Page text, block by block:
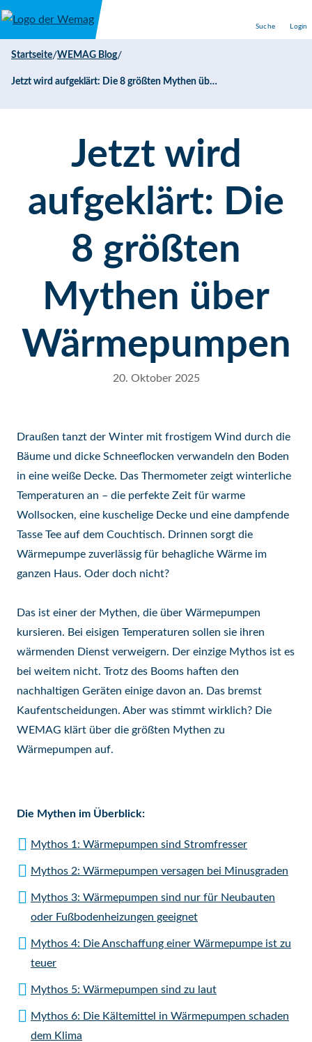
Direkt zum Inhalt
Suche Login
Startseite/WEMAG Blog/
Jetzt wird aufgeklärt: Die 8 größten Mythen über Wärmepumpen
Jetzt wird
aufgeklärt: Die
8 größten
Mythen über
Wärmepumpen
20. Oktober 2025
Draußen tanzt der Winter mit frostigem Wind durch die
Bäume und dicke Schneeflocken verwandeln den Boden
in eine weiße Decke. Das Thermometer zeigt winterliche
Temperaturen an – die perfekte Zeit für warme
Wollsocken, eine kuschelige Decke und eine dampfende
Tasse Tee auf dem Couchtisch. Drinnen sorgt die
Wärmepumpe zuverlässig für behagliche Wärme im
ganzen Haus. Oder doch nicht?
Das ist einer der Mythen, die über Wärmepumpen
kursieren. Bei eisigen Temperaturen sollen sie ihren
wärmenden Dienst verweigern. Der einzige Mythos ist es
bei weitem nicht. Trotz des Booms haften den
nachhaltigen Geräten einige davon an. Das bremst
Kaufentscheidungen. Aber was stimmt wirklich? Die
WEMAG klärt über die größten Mythen zu
Wärmepumpen auf.
Die Mythen im Überblick:
Mythos 1: Wärmepumpen sind Stromfresser
Mythos 2: Wärmepumpen versagen bei Minusgraden
Mythos 3: Wärmepumpen sind nur für Neubauten
oder Fußbodenheizungen geeignet
Mythos 4: Die Anschaffung einer Wärmepumpe ist zu
teuer
Mythos 5: Wärmepumpen sind zu laut
Mythos 6: Die Kältemittel in Wärmepumpen schaden
dem Klima